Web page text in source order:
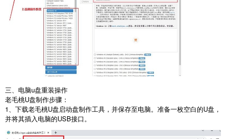
三、电脑u盘重装操作
老毛桃U盘制作步骤：
1
、下载老毛桃U盘启动盘制作工具，并保存至电脑。准备一枚空白的U盘，
并将其插入电脑的USB接口。